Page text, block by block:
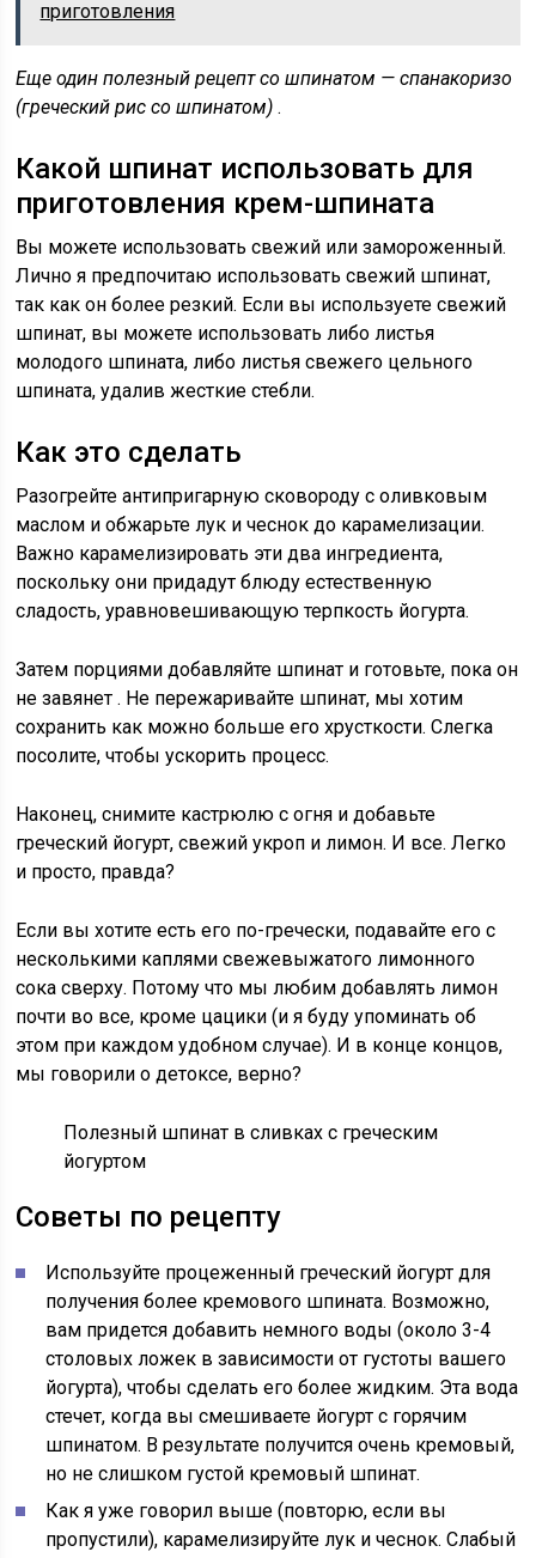
приготовления
Еще один полезный рецепт со шпинатом — спанакоризо
(греческий рис со шпинатом) .
Какой шпинат использовать для
приготовления крем-шпината
Вы можете использовать свежий или замороженный.
Лично я предпочитаю использовать свежий шпинат,
так как он более резкий. Если вы используете свежий
шпинат, вы можете использовать либо листья
молодого шпината, либо листья свежего цельного
шпината, удалив жесткие стебли.
Как это сделать
Разогрейте антипригарную сковороду с оливковым
маслом и обжарьте лук и чеснок до карамелизации.
Важно карамелизировать эти два ингредиента,
поскольку они придадут блюду естественную
сладость, уравновешивающую терпкость йогурта.
Затем порциями добавляйте шпинат и готовьте, пока он
не завянет . Не пережаривайте шпинат, мы хотим
сохранить как можно больше его хрусткости. Слегка
посолите, чтобы ускорить процесс.
Наконец,снимите кастрюлю с огня и добавьте
греческий йогурт, свежий укроп и лимон. И все. Легко
и просто, правда?
Если вы хотите есть его по-гречески, подавайте его с
несколькими каплями свежевыжатого лимонного
сока сверху. Потому что мы любим добавлять лимон
почти во все, кроме цацики (и я буду упоминать об
этом при каждом удобном случае). И в конце концов,
мы говорили о детоксе, верно?
Полезный шпинат в сливках с греческим
йогуртом
Советы по рецепту
Используйте процеженный греческий йогурт для
получения более кремового шпината. Возможно,
вам придется добавить немного воды (около 3-4
столовых ложек в зависимости от густоты вашего
йогурта), чтобы сделать его более жидким. Эта вода
стечет, когда вы смешиваете йогурт с горячим
шпинатом. В результате получится очень кремовый,
но не слишком густой кремовый шпинат.
Как я уже говорил выше (повторю, если вы
пропустили), карамелизируйте лук и чеснок. Слабый